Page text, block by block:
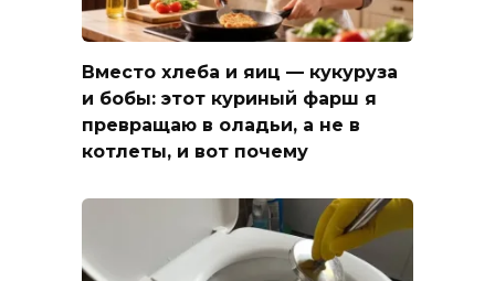
Вместо хлеба и яиц — кукуруза
и бобы: этот куриный фарш я
превращаю в оладьи, а не в
котлеты, и вот почему